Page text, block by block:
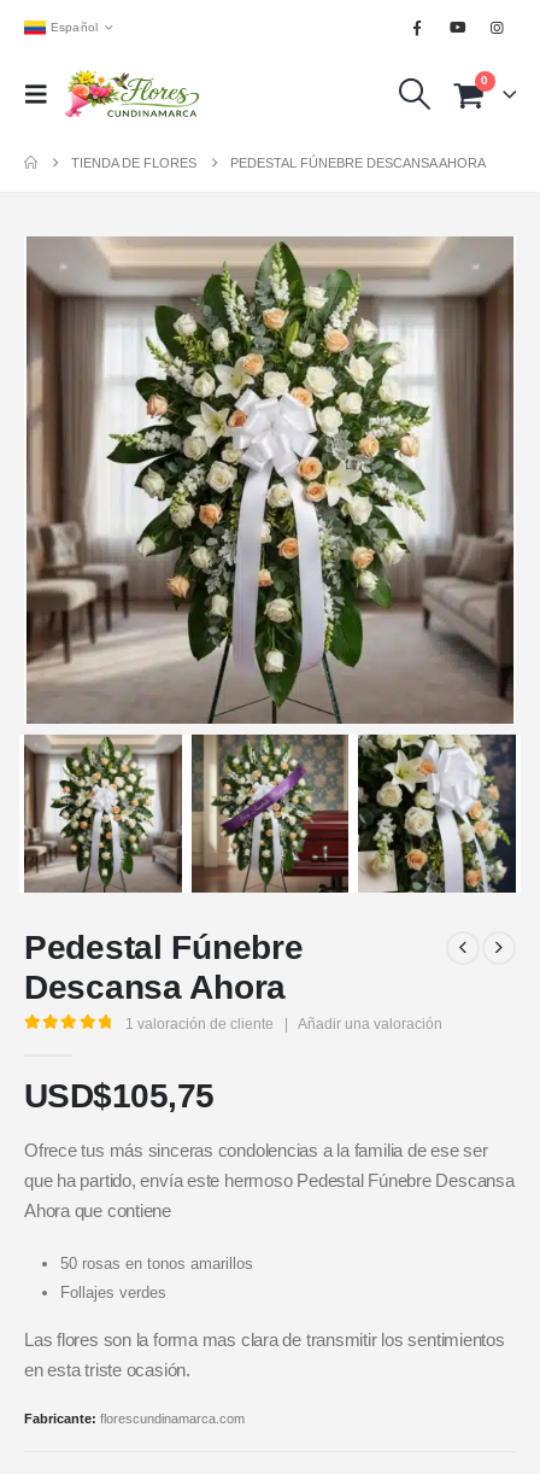
Español
0
TIENDA DE FLORES PEDESTAL FÚNEBRE DESCANSA AHORA
Pedestal Fúnebre
Descansa Ahora
1 valoración de cliente Añadir una valoración
USD$105,75
Ofrece tus más sinceras condolencias a la familia de ese ser
que ha partido, envía este hermoso Pedestal Fúnebre Descansa
Ahora que contiene
50 rosas en tonos amarillos
Follajes verdes
Las flores son la forma mas clara de transmitir los sentimientos
en esta triste ocasión.
Fabricante: florescundinamarca.com